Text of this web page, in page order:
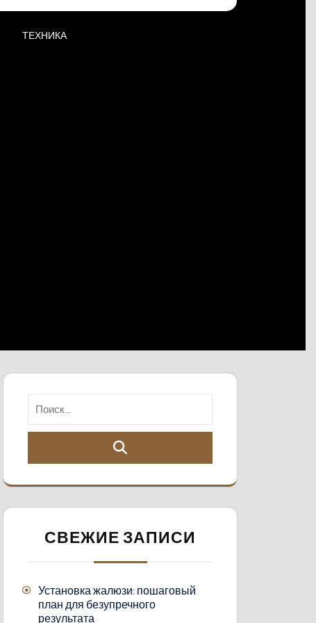
ТЕХНИКА
СВЕЖИЕ ЗАПИСИ
Установка жалюзи: пошаговый
план для безупречного
результата